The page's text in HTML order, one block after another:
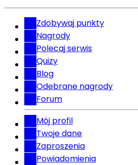
Zdobywaj punkty
Nagrody
Polecaj serwis
Quizy
Blog
Odebrane nagrody
Forum
Mój profil
Twoje dane
Zaproszenia
Powiadomienia